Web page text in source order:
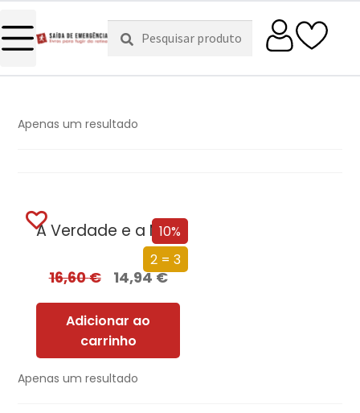
Pesquisar
por:
Pesquisa
Apenas um resultado
10%
2 = 3
A Verdade e a Mentira das Vacinas
16,60€ 14,94€
Adicionar ao
carrinho
Apenas um resultado